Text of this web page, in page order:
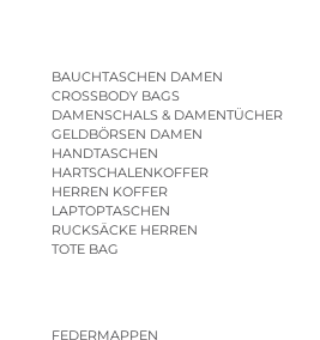
BAUCHTASCHEN DAMEN
CROSSBODY BAGS
DAMENSCHALS & DAMENTÜCHER
GELDBÖRSEN DAMEN
HANDTASCHEN
HARTSCHALENKOFFER
HERREN KOFFER
LAPTOPTASCHEN
RUCKSÄCKE HERREN
TOTE BAG
FEDERMAPPEN